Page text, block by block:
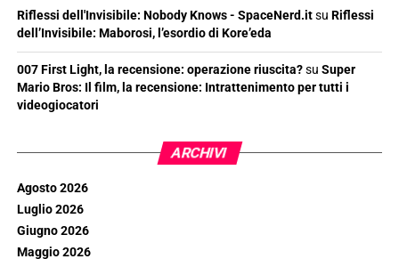
Riflessi dell'Invisibile: Nobody Knows - SpaceNerd.itsu Riflessi
dell’Invisibile: Maborosi, l’esordio di Kore’eda
007 First Light, la recensione: operazione riuscita?su Super
Mario Bros: Il film, la recensione: Intrattenimento per tutti i
videogiocatori
ARCHIVI
Agosto 2026
Luglio 2026
Giugno 2026
Maggio 2026